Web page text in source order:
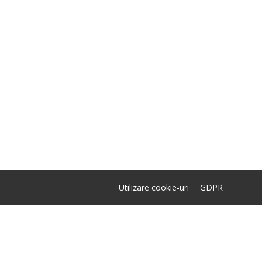
Utilizare cookie-uri GDPR